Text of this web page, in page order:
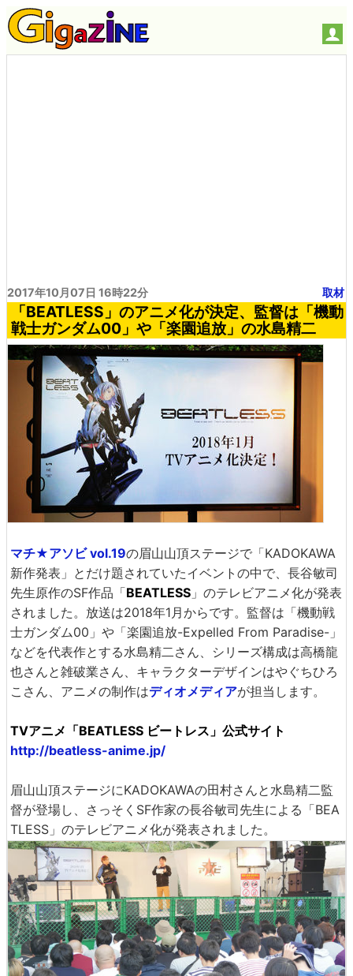
2017年10月07日 16時22分 取材
「BEATLESS」のアニメ化が決定、監督は「機動
戦士ガンダム00」や「楽園追放」の水島精二
マチ★アソビ vol.19の眉山山頂ステージで「KADOKAWA
新作発表」とだけ題されていたイベントの中で、長谷敏司
先生原作のSF作品「BEATLESS 」のテレビアニメ化が発表
されました。放送は2018年1月からです。監督は「機動戦
士ガンダム00」や「楽園追放-Expelled From Paradise-」
などを代表作とする水島精二さん、シリーズ構成は高橋龍
也さんと雑破業さん、キャラクターデザインはやぐちひろ
こさん、アニメの制作はディオメディアが担当します。
TVアニメ「BEATLESS ビートレス」公式サイト
http://beatless-anime.jp/
眉山山頂ステージにKADOKAWAの田村さんと水島精二監
督が登場し、さっそくSF作家の長谷敏司先生による「BEA
TLESS」のテレビアニメ化が発表されました。